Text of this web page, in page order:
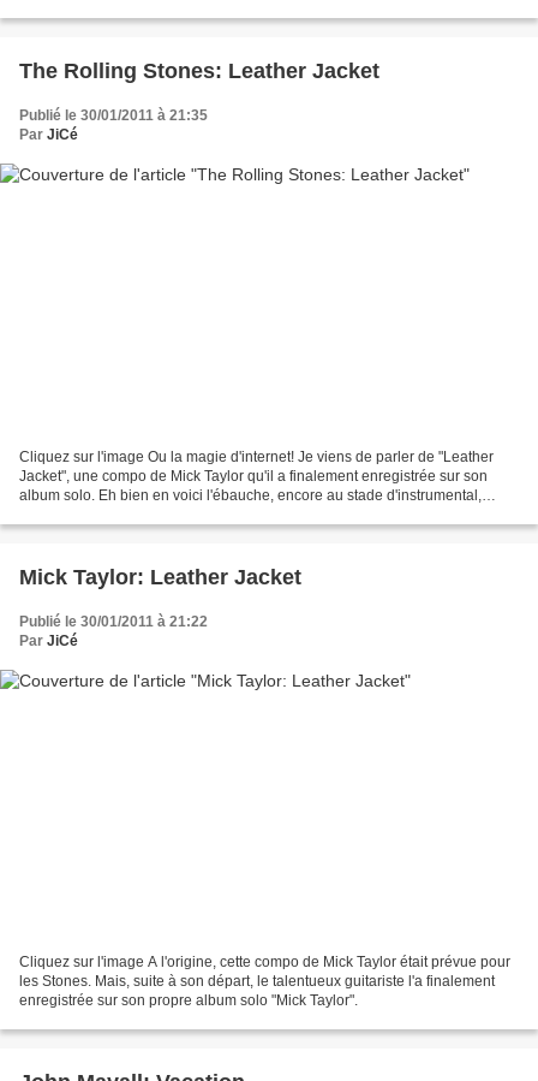
The Rolling Stones: Leather Jacket
Publié le 30/01/2011 à 21:35
Par JiCé
Cliquez sur l'image Ou la magie d'internet! Je viens de parler de "Leather
Jacket", une compo de Mick Taylor qu'il a finalement enregistrée sur son
album solo. Eh bien en voici l'ébauche, encore au stade d'instrumental,
Mick Taylor: Leather Jacket
Publié le 30/01/2011 à 21:22
Par JiCé
Cliquez sur l'image A l'origine, cette compo de Mick Taylor était prévue pour
les Stones. Mais, suite à son départ, le talentueux guitariste l'a finalement
enregistrée sur son propre album solo "Mick Taylor".